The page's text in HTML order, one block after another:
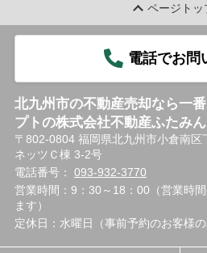
ページトッ
電話でお問
北九州市の不動産売却なら一
プトの株式会社不動産ふたみ
〒802-0804 福岡県北九州市小倉南区
ネッツＣ棟 3-2号
電話番号： 093-932-3770
営業時間：9：30～18：00（営業時
ます）
定休日：水曜日（事前予約のお客様の